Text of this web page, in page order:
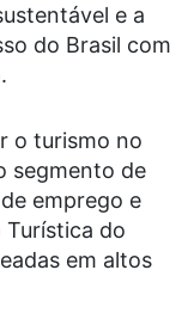
e a
do Brasil com
o turismo no
segmento de
emprego e
Turística do
em altos